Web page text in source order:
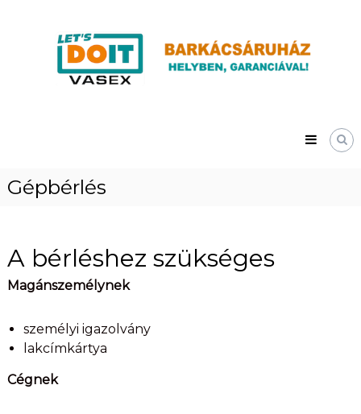
Gépbérlés
A bérléshez szükséges
Magánszemélynek
személyi igazolvány
lakcímkártya
Cégnek